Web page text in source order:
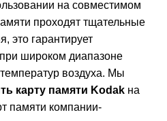
на совместимом
проходят тщательные
это гарантирует
широком диапазоне
воздуха. Мы
карту памяти Kodak на
памяти компании-